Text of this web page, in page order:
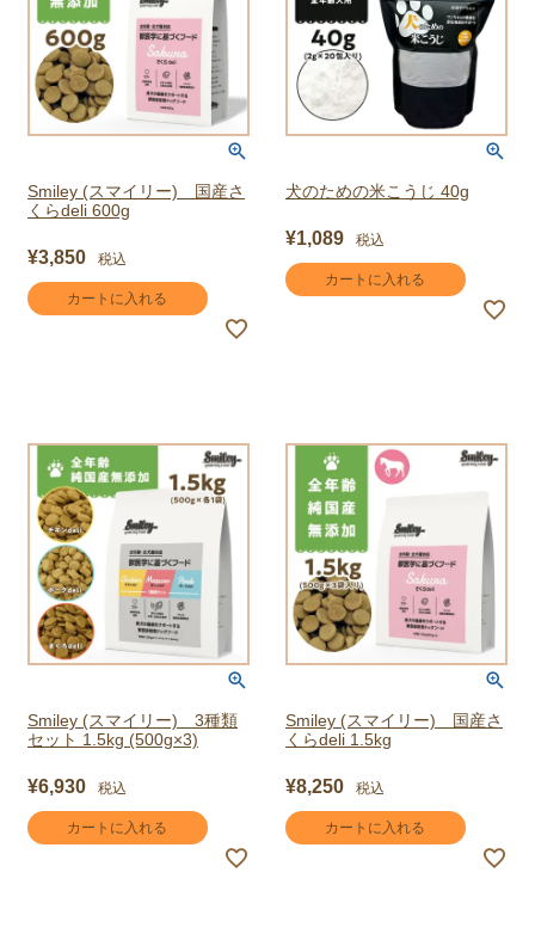
Smiley (スマイリー) 国産さ
くらdeli 600g
¥3,850 税込
カートに入れる
犬のための米こうじ 40g
¥1,089 税込
カートに入れる
Smiley (スマイリー) 3種類
セット 1.5kg (500g×3)
¥6,930 税込
カートに入れる
Smiley (スマイリー) 国産さ
くらdeli 1.5kg
¥8,250 税込
カートに入れる